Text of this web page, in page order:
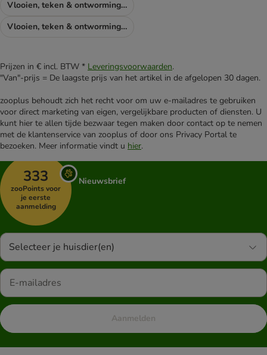
Vlooien, teken & ontworming hond
Vlooien, teken & ontworming kat
Prijzen in € incl. BTW * Leveringsvoorwaarden.
"Van"-prijs = De laagste prijs van het artikel in de afgelopen 30 dagen.
zooplus behoudt zich het recht voor om uw e-mailadres te gebruiken
voor direct marketing van eigen, vergelijkbare producten of diensten. U
kunt hier te allen tijde bezwaar tegen maken door contact op te nemen
met de klantenservice van zooplus of door ons Privacy Portal te
bezoeken. Meer informatie vindt u hier.
333
zooPoints voor
je eerste
aanmelding
Nieuwsbrief
Selecteer je huisdier(en)
Aanmelden